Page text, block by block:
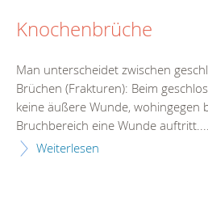
Knochenbrüche
Man unterscheidet zwischen
Brüchen (Frakturen): Beim
keine äußere Wunde, wohingegen
Bruchbereich eine Wunde auftritt....
Weiterlesen